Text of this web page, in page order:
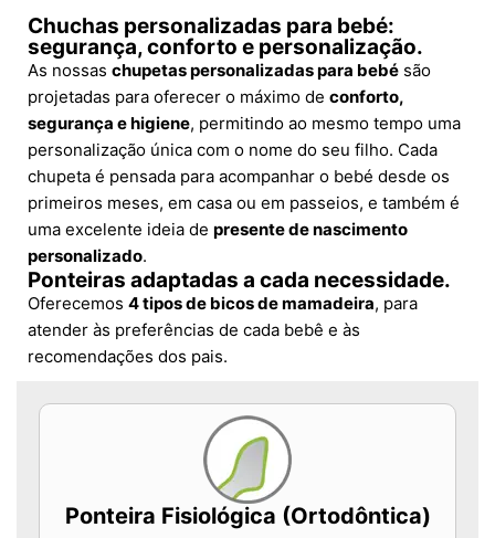
Chuchas personalizadas para bebé:
segurança, conforto e personalização.
As nossas chupetas personalizadas para bebé são
projetadas para oferecer o máximo de conforto,
segurança e higiene, permitindo ao mesmo tempo uma
personalização única com o nome do seu filho. Cada
chupeta é pensada para acompanhar o bebé desde os
primeiros meses, em casa ou em passeios, e também é
uma excelente ideia de presente de nascimento
personalizado.
Ponteiras adaptadas a cada necessidade.
Oferecemos 4 tipos de bicos de mamadeira, para
atender às preferências de cada bebê e às
recomendações dos pais.
Ponteira Fisiológica (Ortodôntica)